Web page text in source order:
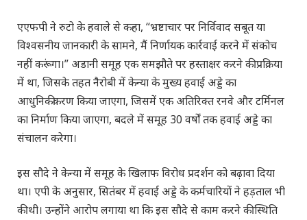
एएफपी ने रुटो के हवाले से कहा, “भ्रष्टाचार पर निर्विवाद सबूत या
विश्वसनीय जानकारी के सामने, मैं निर्णायक कार्रवाई करने में संकोच
नहीं करूंगा।” अडानी समूह एक समझौते पर हस्ताक्षर करने की प्रक्रिया
में था, जिसके तहत नैरोबी में केन्या के मुख्य हवाई अड्डे का
आधुनिकीकरण किया जाएगा, जिसमें एक अतिरिक्त रनवे और टर्मिनल
का निर्माण किया जाएगा, बदले में समूह 30 वर्षों तक हवाई अड्डे का
संचालन करेगा।
इस सौदे ने केन्या में समूह के खिलाफ विरोध प्रदर्शन को बढ़ावा दिया
था। एपी के अनुसार, सितंबर में हवाई अड्डे के कर्मचारियों ने हड़ताल भी
की थी। उन्होंने आरोप लगाया था कि इस सौदे से काम करने की स्थिति